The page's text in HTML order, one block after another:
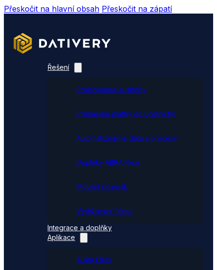
Přeskočit na hlavní obsah Přeskočit na zápatí
Řešení
Propojujeme e-shopy
Přenášíme platby do účetnictví
Automatizujeme data a procesy
Doplňky ABRA Flexi
Mobilní skladník
Vytěžování faktur
Integrace a doplňky
Aplikace
ABRA Flexi